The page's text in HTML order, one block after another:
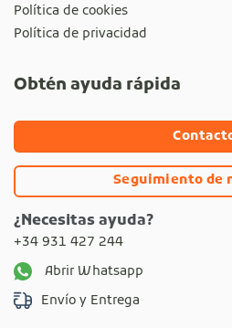
Política de cookies
Política de privacidad
Obtén ayuda rápida
Seguimiento de
¿Necesitas ayuda?
+34 931 427 244
Abrir Whatsapp
Envío y Entrega